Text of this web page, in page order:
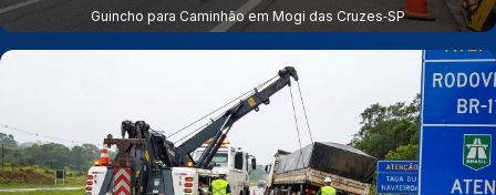
Guincho para Caminhão em Mogi das Cruzes‑SP